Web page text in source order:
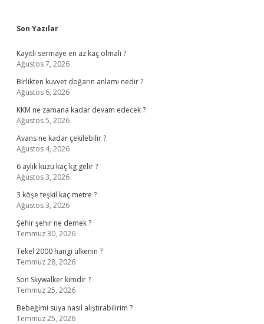
Sidebar
Son Yazılar
Kayıtlı sermaye en az kaç olmalı ?
Ağustos 7, 2026
Birlikten kuvvet doğarın anlamı nedir ?
Ağustos 6, 2026
KKM ne zamana kadar devam edecek ?
Ağustos 5, 2026
Avans ne kadar çekilebilir ?
Ağustos 4, 2026
6 aylık kuzu kaç kg gelir ?
Ağustos 3, 2026
3 köşe teşkil kaç metre ?
Ağustos 3, 2026
Şehir şehir ne demek ?
Temmuz 30, 2026
Tekel 2000 hangi ülkenin ?
Temmuz 28, 2026
Son Skywalker kimdir ?
Temmuz 25, 2026
Bebeğimi suya nasıl alıştırabilirim ?
Temmuz 25, 2026